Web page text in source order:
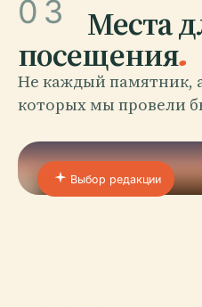
03 Места
посещения.
Не каждый памятник,
которых мы провели
Выбор редакции